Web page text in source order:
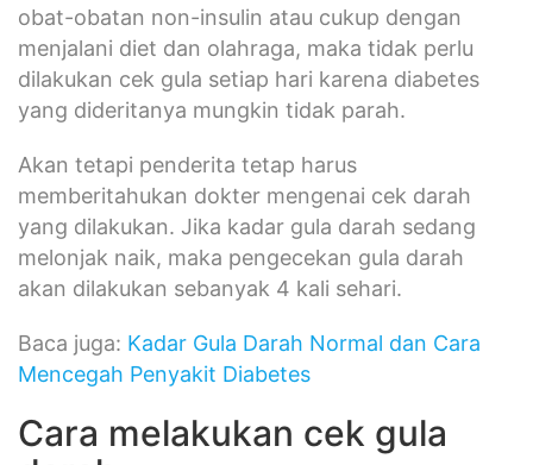
obat-obatan non-insulin atau cukup dengan
menjalani diet dan olahraga, maka tidak perlu
dilakukan cek gula setiap hari karena diabetes
yang dideritanya mungkin tidak parah.
Akan tetapi penderita tetap harus
memberitahukan dokter mengenai cek darah
yang dilakukan. Jika kadar gula darah sedang
melonjak naik, maka pengecekan gula darah
akan dilakukan sebanyak 4 kali sehari.
Baca juga: Kadar Gula Darah Normal dan Cara
Mencegah Penyakit Diabetes
Cara melakukan cek gula